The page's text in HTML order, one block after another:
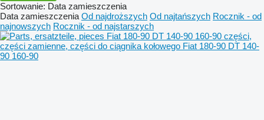
Sortowanie: Data zamieszczenia
Data zamieszczenia Od najdroższych Od najtańszych Rocznik - od
najnowszych Rocznik - od najstarszych